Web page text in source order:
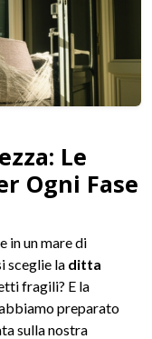
Le
Ogni Fase
in un mare di
sceglie la ditta
fragili? E la
preparato
sulla nostra